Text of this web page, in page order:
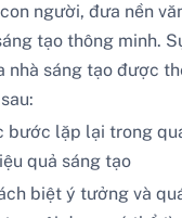
người, đưa nền
tạo thông minh.
nhà sáng tạo được
bước lặp lại trong
quả sáng tạo
biệt ý tưởng và